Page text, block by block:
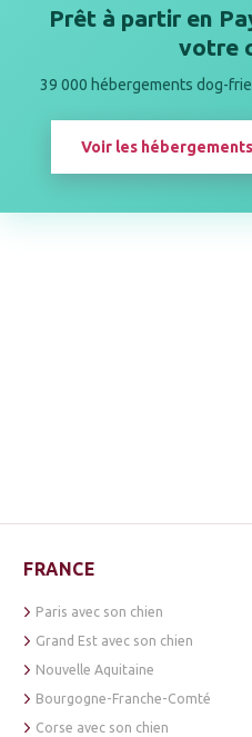
Prêt à partir en
votre
39 000 hébergements dog-
Voir les
FRANCE
Paris avec son chien
Grand Est avec son chien
Nouvelle Aquitaine
Bourgogne-Franche-Comté
Corse avec son chien